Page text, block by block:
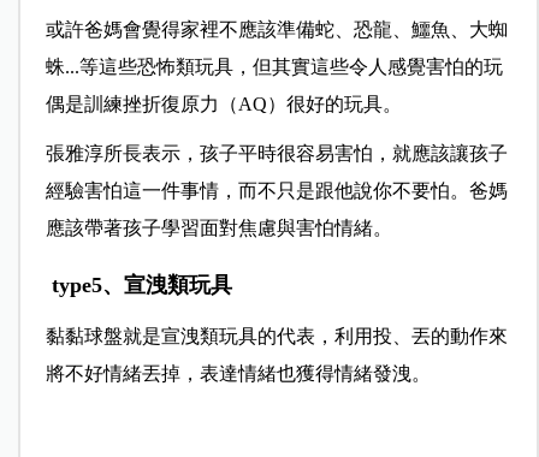
或許爸媽會覺得家裡不應該準備蛇、恐龍、鱷魚、大蜘
蛛...等這些恐怖類玩具，但其實這些令人感覺害怕的玩
偶是訓練挫折復原力（AQ）很好的玩具。
張雅淳所長表示，孩子平時很容易害怕，就應該讓孩子
經驗害怕這一件事情，而不只是跟他說你不要怕。爸媽
應該帶著孩子學習面對焦慮與害怕情緒。
type5、宣洩類玩具
黏黏球盤就是宣洩類玩具的代表，利用投、丟的動作來
將不好情緒丟掉，表達情緒也獲得情緒發洩。